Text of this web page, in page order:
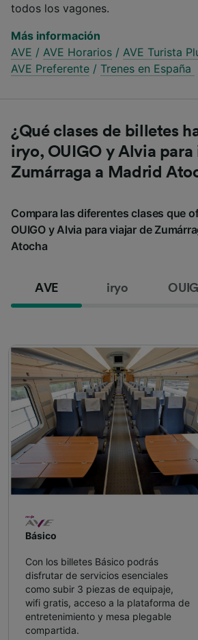
todos los vagones.
Más información
AVE / AVE Horarios / AVE Turista
AVE Preferente / Trenes en España
¿Qué clases de billetes
iryo, OUIGO y Alvia para
Zumárraga a Madrid
Compara las diferentes clases que
OUIGO y Alvia para viajar de
Atocha
AVE iryo
Básico
Con los billetes Básico podrás
disfrutar de servicios esenciales
como subir 3 piezas de equipaje,
wifi gratis, acceso a la plataforma de
entretenimiento y mesa plegable
compartida.